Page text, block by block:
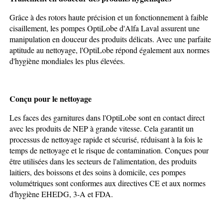
Grâce à des rotors haute précision et un fonctionnement à faible
cisaillement, les pompes OptiLobe d'Alfa Laval assurent une
manipulation en douceur des produits délicats. Avec une parfaite
aptitude au nettoyage, l'OptiLobe répond également aux normes
d'hygiène mondiales les plus élevées.
Conçu pour le nettoyage
Les faces des garnitures dans l'OptiLobe sont en contact direct
avec les produits de NEP à grande vitesse. Cela garantit un
processus de nettoyage rapide et sécurisé, réduisant à la fois le
temps de nettoyage et le risque de contamination. Conçues pour
être utilisées dans les secteurs de l'alimentation, des produits
laitiers, des boissons et des soins à domicile, ces pompes
volumétriques sont conformes aux directives CE et aux normes
d'hygiène EHEDG, 3-A et FDA.